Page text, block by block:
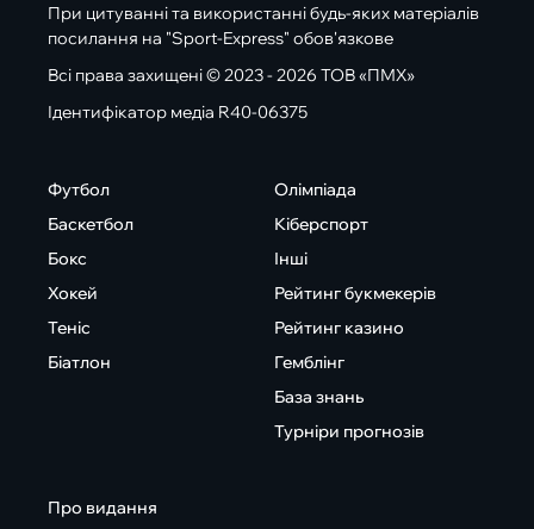
При цитуванні та використанні будь-яких матеріалів
посилання на "Sport-Express" обов'язкове
Всі права захищені © 2023 - 2026 ТОВ «ПМХ»
Ідентифікатор медіа R40-06375
Футбол
Баскетбол
Бокс
Хокей
Теніс
Біатлон
Олімпіада
Кіберспорт
Інші
Рейтинг букмекерів
Рейтинг казино
Гемблінг
База знань
Турніри прогнозів
Про видання